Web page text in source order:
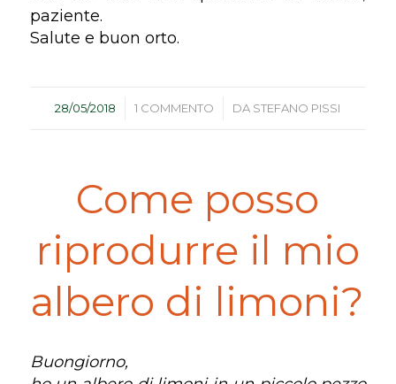
paziente.
Salute e buon orto.
28/05/2018
/ 1 COMMENTO
/ DA STEFANO PISSI
Come posso
riprodurre il mio
albero di limoni?
Buongiorno,